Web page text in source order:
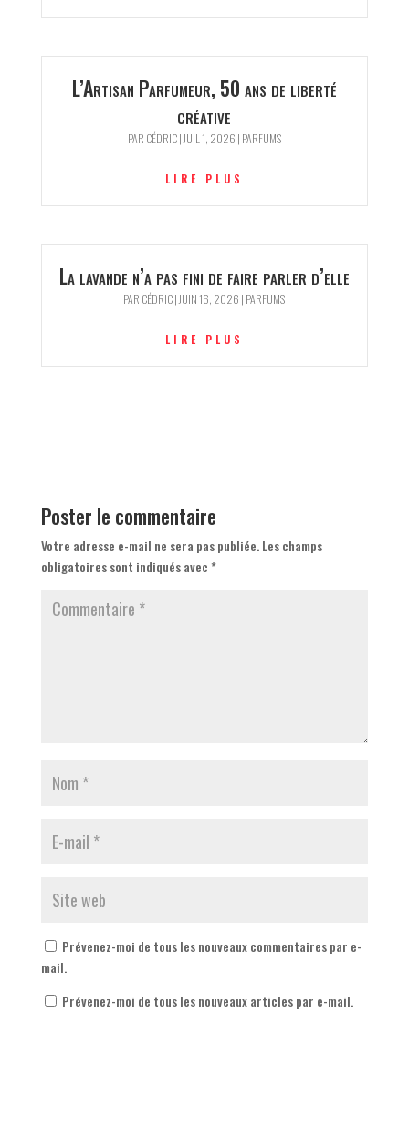
L’Artisan Parfumeur, 50 ans de liberté
créative
PAR CÉDRIC| JUIL 1, 2026 | PARFUMS
LIRE PLUS
La lavande n’a pas fini de faire parler d’elle
PAR CÉDRIC| JUIN 16, 2026 | PARFUMS
LIRE PLUS
Poster le commentaire
Votre adresse e-mail ne sera pas publiée. Les champs
obligatoires sont indiqués avec*
Prévenez-moi de tous les nouveaux commentaires par e-
mail.
Prévenez-moi de tous les nouveaux articles par e-mail.